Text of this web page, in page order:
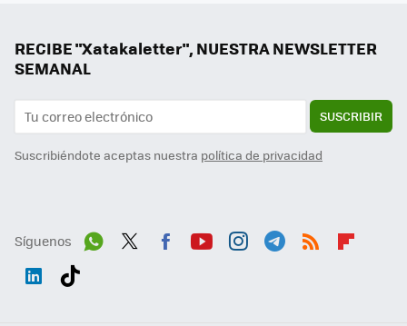
RECIBE "Xatakaletter", NUESTRA NEWSLETTER
SEMANAL
SUSCRIBIR
Suscribiéndote aceptas nuestra política de privacidad
Síguenos